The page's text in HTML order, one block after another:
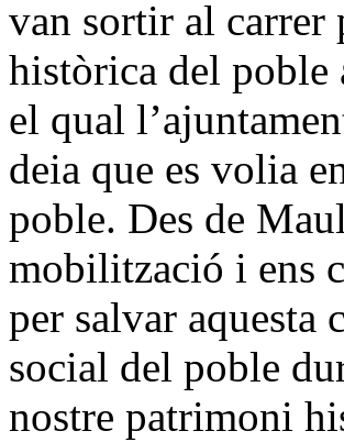
van sortir al carrer
històrica del poble
el qual
deia que es volia
poble. Des de
mobilització i ens
per salvar aquesta
social del poble
nostre patrimoni